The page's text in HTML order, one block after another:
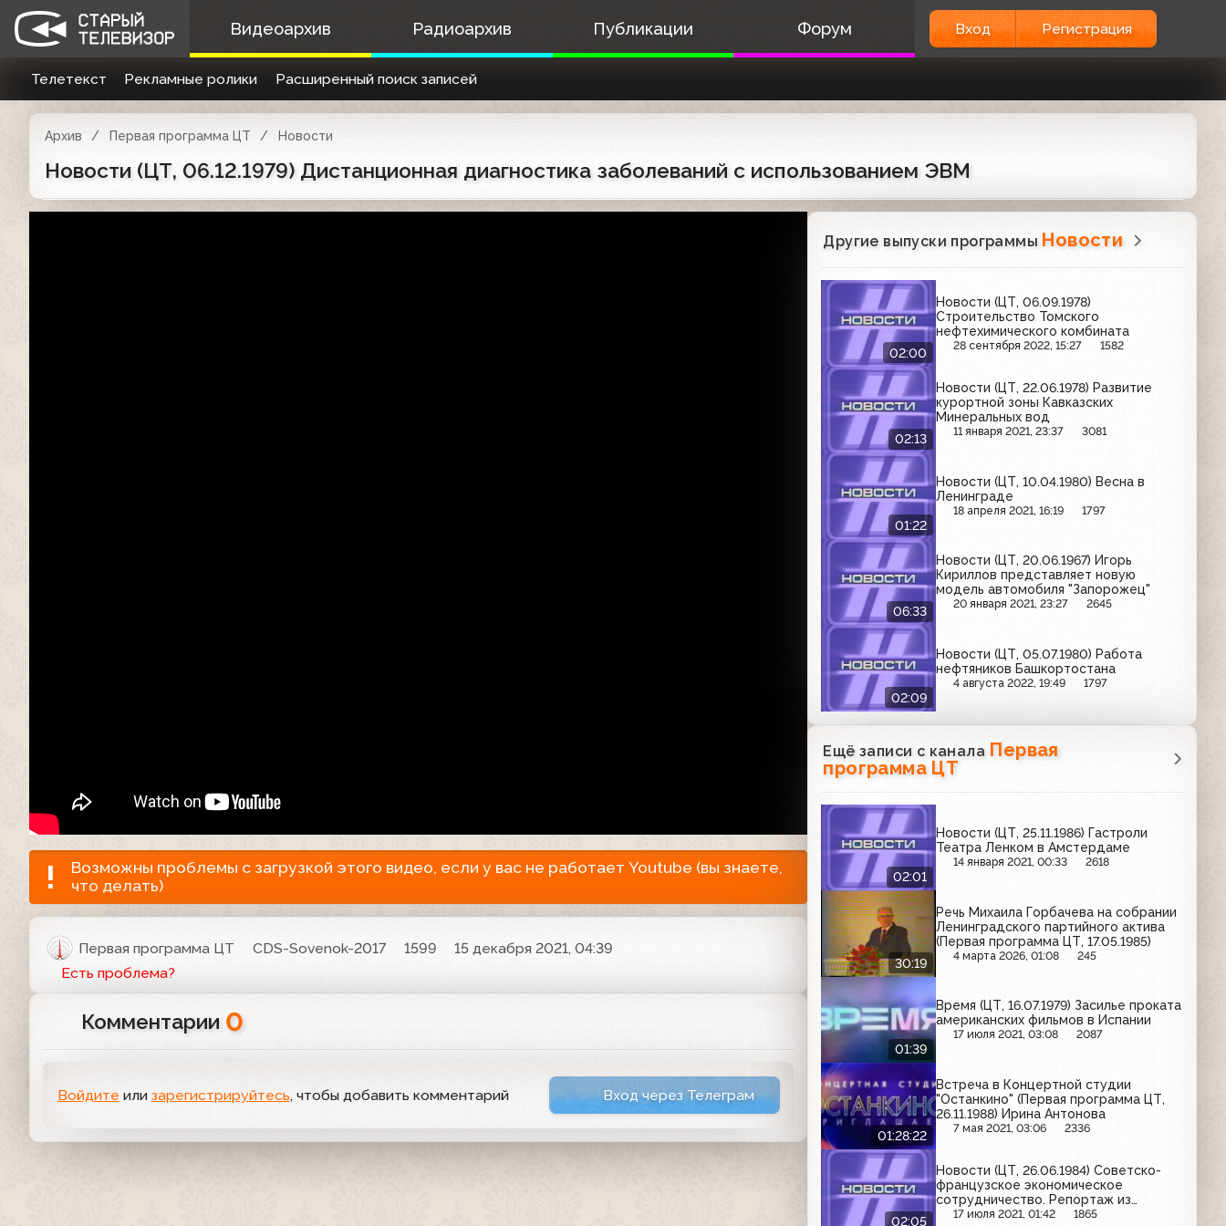
Видеоархив Радиоархив Публикации Форум Вход Регистрация
Телетекст Рекламные ролики Расширенный поиск записей
Архив Первая программа ЦТ Новости
Новости (ЦТ, 06.12.1979) Дистанционная диагностика заболеваний с использованием ЭВМ
Возможны проблемы с загрузкой этого видео, если у вас не работает Youtube (вы знаете,
что делать)
Первая программа ЦТ CDS-Sovenok-2017 1599
15 декабря 2021, 04:39
Есть проблема?
Комментарии 0
Войдите или зарегистрируйтесь, чтобы добавить комментарий Вход через Телеграм
Другие выпуски программы Новости
02:00
Новости (ЦТ, 06.09.1978)
Строительство Томского
нефтехимического комбината
28 сентября 2022, 15:27 1582
02:13
Новости (ЦТ, 22.06.1978) Развитие
курортной зоны Кавказских
Минеральных вод
11 января 2021, 23:37 3081
01:22
Новости (ЦТ, 10.04.1980) Весна в
Ленинграде
18 апреля 2021, 16:19 1797
06:33
Новости (ЦТ, 20.06.1967) Игорь
Кириллов представляет новую
модель автомобиля "Запорожец"
20 января 2021, 23:27 2645
02:09
Новости (ЦТ, 05.07.1980) Работа
нефтяников Башкортостана
4 августа 2022, 19:49 1797
Ещё записи с канала Первая
программа ЦТ
02:01
Новости (ЦТ, 25.11.1986) Гастроли
Театра Ленком в Амстердаме
14 января 2021, 00:33 2618
30:19
Речь Михаила Горбачева на собрании
Ленинградского партийного актива
(Первая программа ЦТ, 17.05.1985)
4 марта 2026, 01:08 245
01:39
Время (ЦТ, 16.07.1979) Засилье проката
американских фильмов в Испании
17 июля 2021, 03:08 2087
01:28:22
Встреча в Концертной студии
"Останкино" (Первая программа ЦТ,
26.11.1988) Ирина Антонова
7 мая 2021, 03:06 2336
02:05
Новости (ЦТ, 26.06.1984) Советско-
французское экономическое
сотрудничество. Репортаж из
Марселя
17 июля 2021, 01:42 1865